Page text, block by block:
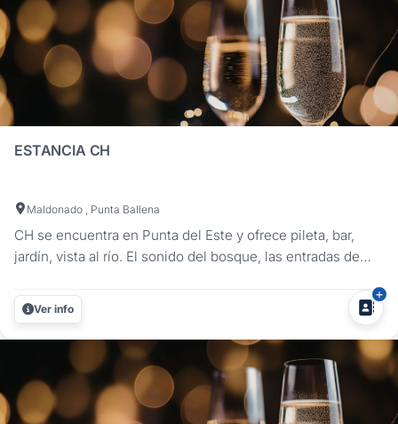
ESTANCIA CH
Maldonado , Punta Ballena
CH se encuentra en Punta del Este y ofrece pileta, bar,
jardín, vista al río. El sonido del bosque, las entradas de
recicla y se deja envolver por el entorno que lo rodea. En
CH cuidamos nuestro bosque, convertimos chatarra en
imágenes,...
Ver info